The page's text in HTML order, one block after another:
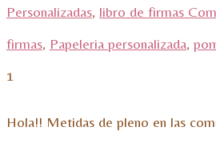
Personalizadas, libro de firmas
firmas, Papeleria personalizada,
1
Hola!! Metidas de pleno en las